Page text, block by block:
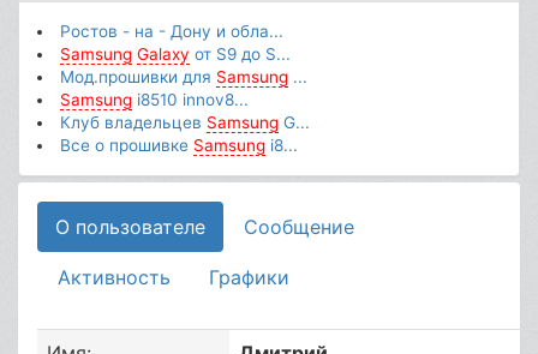
Ростов - на - Дону и обла...
Samsung Galaxy от S9 до S...
Мод.прошивки для Samsung ...
Samsung i8510 innov8...
Клуб владельцев Samsung G...
Все о прошивке Samsung i8...
О пользователе Сообщение
Активность Графики